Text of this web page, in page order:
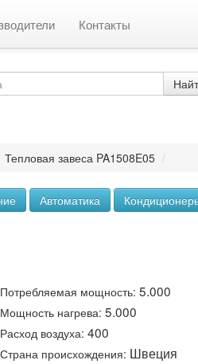
Контакты
Тепловая завеса PA1508E05 /
Автоматика
Потребляемая мощность:5.000
Мощность нагрева:5.000
Расход воздуха:400
Страна происхождения: Швеция